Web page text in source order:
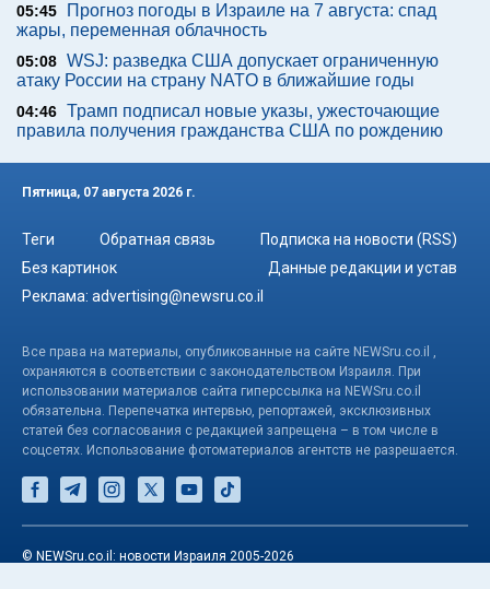
05:45
Прогноз погоды в Израиле на 7 августа: спад
жары, переменная облачность
05:08 WSJ: разведка США допускает ограниченную
атаку России на страну NATO в ближайшие годы
04:46 Трамп подписал новые указы, ужесточающие
правила получения гражданства США по рождению
Пятница, 07 августа 2026 г.
Теги Обратная связь
Подписка на новости (RSS)
Без картинок
Данные редакции и устав
Реклама: advertising@newsru.co.il
Все права на материалы, опубликованные на сайте NEWSru.co.il ,
охраняются в соответствии с законодательством Израиля. При
использовании материалов сайта гиперссылка на NEWSru.co.il
обязательна. Перепечатка интервью, репортажей, эксклюзивных
статей без согласования с редакцией запрещена – в том числе в
соцсетях. Использование фотоматериалов агентств не разрешается.
© NEWSru.co.il: новости Израиля 2005-2026